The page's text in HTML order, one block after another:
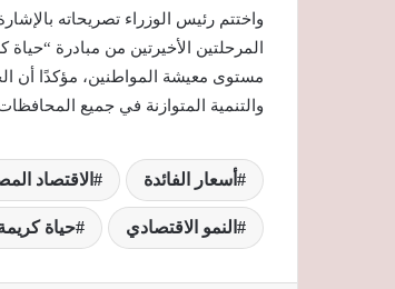
واختتم رئيس الوزراء تصريحاته
المرحلتين الأخيرتين من مبادرة
مستوى معيشة المواطنين، مؤكدًا أن
والتنمية المتوازنة في جميع
أسعار الفائدة الاقتصاد
النمو الاقتصادي حياة